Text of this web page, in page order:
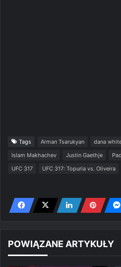
Tags Arman Tsarukyan dana
Islam Makhachev
Justin Gaethje
UFC 317
UFC 317: Topuria vs. Oliveira
POWIĄZANE ARTYKUŁY